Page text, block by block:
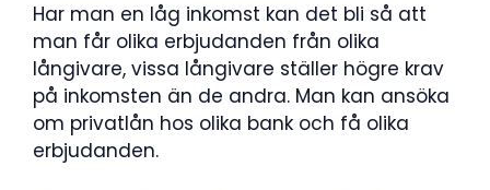
Har man en låg inkomst kan det bli så att
man får olika erbjudanden från olika
långivare, vissa långivare ställer högre krav
på inkomsten än de andra. Man kan ansöka
om privatlån hos olika bank och få olika
erbjudanden.